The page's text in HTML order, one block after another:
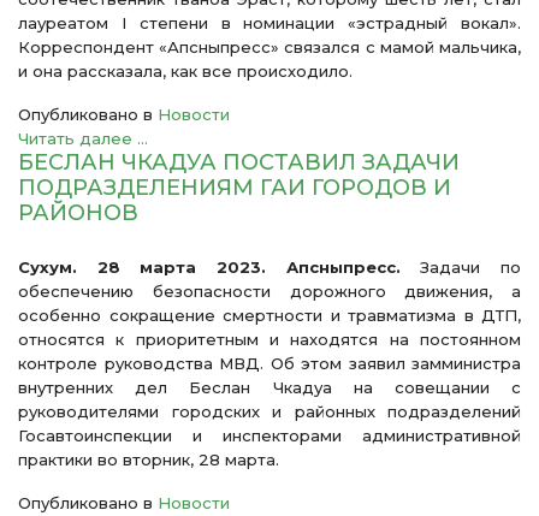
лауреатом I степени в номинации «эстрадный вокал».
Корреспондент «Апсныпресс» связался с мамой мальчика,
и она рассказала, как все происходило.
Опубликовано в Новости
Читать далее ...
БЕСЛАН ЧКАДУА ПОСТАВИЛ ЗАДАЧИ
ПОДРАЗДЕЛЕНИЯМ ГАИ ГОРОДОВ И
РАЙОНОВ
Сухум. 28 марта 2023. Апсныпресс. Задачи по
обеспечению безопасности дорожного движения, а
особенно сокращение смертности и травматизма в ДТП,
относятся к приоритетным и находятся на постоянном
контроле руководства МВД. Об этом заявил замминистра
внутренних дел Беслан Чкадуа на совещании с
руководителями городских и районных подразделений
Госавтоинспекции и инспекторами административной
практики во вторник, 28 марта.
Опубликовано в Новости